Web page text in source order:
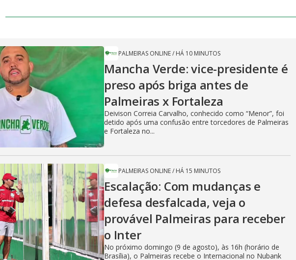
PALMEIRAS ONLINE/ HÁ 10 MINUTOS
Mancha Verde: vice-presidente é
preso após briga antes de
Palmeiras x Fortaleza
Deivison Correia Carvalho, conhecido como “Menor”, foi
detido após uma confusão entre torcedores de Palmeiras
e Fortaleza no...
PALMEIRAS ONLINE/ HÁ 15 MINUTOS
Escalação: Com mudanças e
defesa desfalcada, veja o
provável Palmeiras para receber
o Inter
No próximo domingo (9 de agosto), às 16h (horário de
Brasília), o Palmeiras recebe o Internacional no Nubank